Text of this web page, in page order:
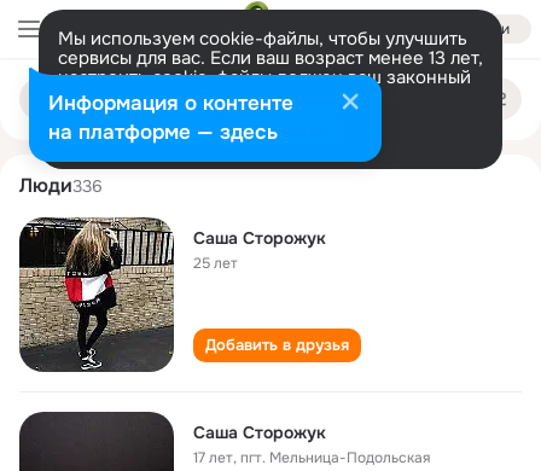
Войти
Мы используем cookie-файлы, чтобы улучшить
сервисы для вас. Если ваш возраст менее 13 лет,
настроить cookie-файлы должен ваш законный
представитель. Больше информации
Разрешить все Настроить
Поиск
людям
sasha storozhuk
Люди336
Cаша Сторожук
25 лет
Добавить в друзья
Саша Сторожук
17 лет,пгт. Мельница-Подольская
Информация о контенте
на платформе — здесь